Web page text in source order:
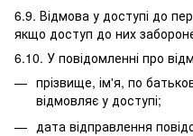
6.9. Відмова у доступі до
якщо доступ до них
6.10. У повідомленні про
прізвище, ім'я, по
відмовляє у доступі;
дата відправлення